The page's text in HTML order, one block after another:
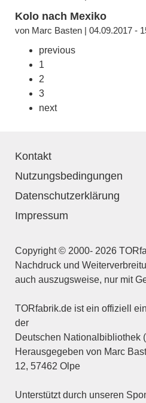
Kolo nach Mexiko
von Marc Basten | 04.09.2017 -
previous
1
2
3
next
Kontakt
Nutzungsbedingungen
Datenschutzerklärung
Impressum
Copyright © 2000- 2026
Nachdruck und
auch auszugsweise, nur mit
TORfabrik.de ist ein offiziell
der
Deutschen Nationalbibliothek
Herausgegeben von Marc
12, 57462 Olpe
Unterstützt durch unseren